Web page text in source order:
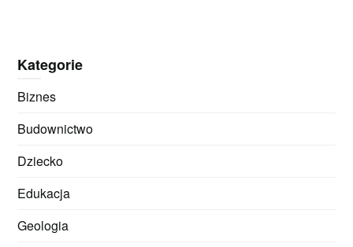
Kategorie
Biznes
Budownictwo
Dziecko
Edukacja
Geologia